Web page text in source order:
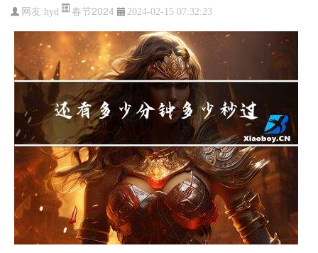
网友:hyd 春节2024 2024-02-15 07:32:23